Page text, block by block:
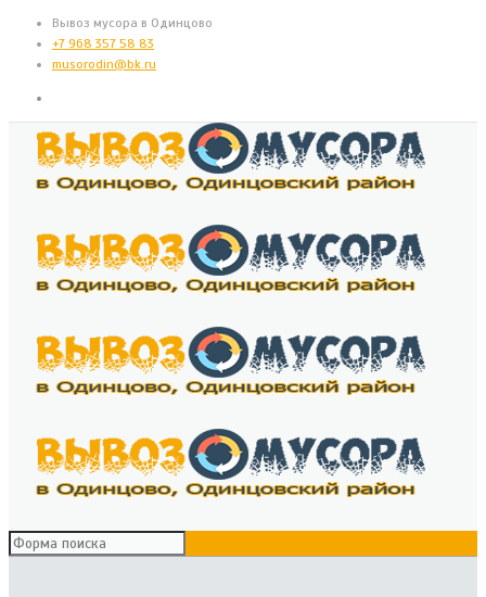
Вывоз мусора в Одинцово
+7 968 357 58 83
musorodin@bk.ru